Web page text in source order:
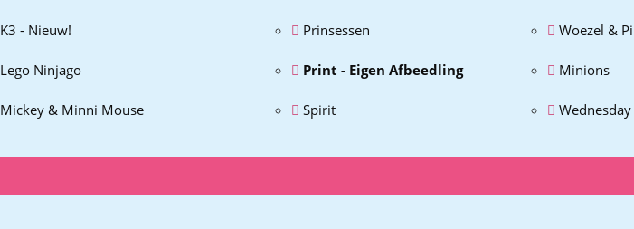
K3 - Nieuw!
Lego Ninjago
Mickey & Minni Mouse
Prinsessen
Print - Eigen Afbeedling
Spirit
Woezel &
Minions
Wednesday